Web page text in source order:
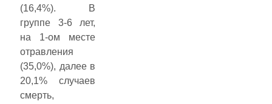
(16,4%). В
группе 3-6 лет,
на 1-ом месте
отравления
(35,0%), далее в
20,1% случаев
смерть,